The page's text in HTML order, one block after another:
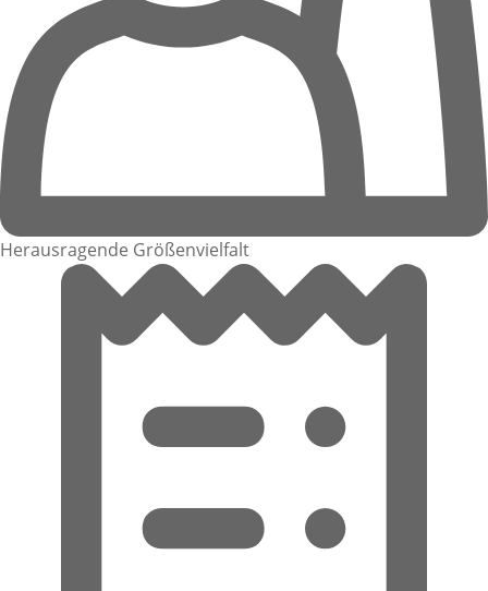
Herausragende Größenvielfalt